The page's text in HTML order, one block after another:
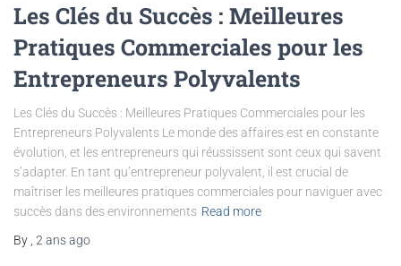
Les Clés du Succès : Meilleures
Pratiques Commerciales pour les
Entrepreneurs Polyvalents
Les Clés du Succès : Meilleures Pratiques Commerciales pour les
Entrepreneurs Polyvalents Le monde des affaires est en constante
évolution, et les entrepreneurs qui réussissent sont ceux qui savent
s’adapter. En tant qu’entrepreneur polyvalent, il est crucial de
maîtriser les meilleures pratiques commerciales pour naviguer avec
succès dans des environnements Read more
By 2 ansago